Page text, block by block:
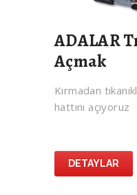
ADALAR
Açmak
Kırmadan
hattını açıyoruz
DETAYLAR